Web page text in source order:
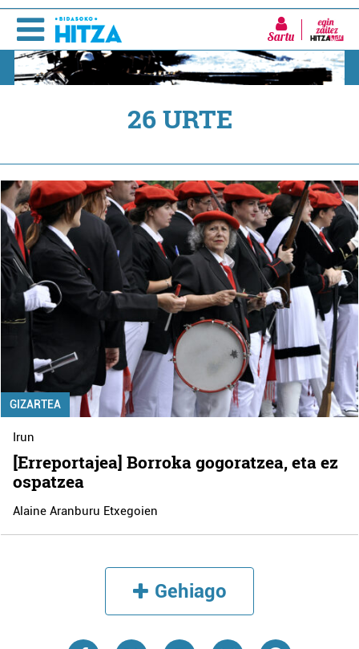
Sartu
26 URTE
GIZARTEA
Irun
[Erreportajea] Borroka gogoratzea, eta ez
ospatzea
Alaine Aranburu Etxegoien
Gehiago